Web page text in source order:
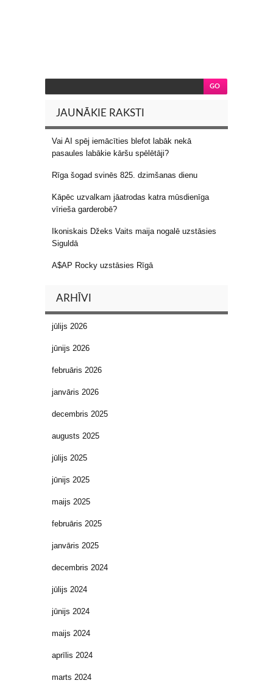
JAUNĀKIE RAKSTI
Vai AI spēj iemācīties blefot labāk nekā
pasaules labākie kāršu spēlētāji?
Rīga šogad svinēs 825. dzimšanas dienu
Kāpēc uzvalkam jāatrodas katra mūsdienīga
vīrieša garderobē?
Ikoniskais Džeks Vaits maija nogalē uzstāsies
Siguldā
A$AP Rocky uzstāsies Rīgā
ARHĪVI
jūlijs 2026
jūnijs 2026
februāris 2026
janvāris 2026
decembris 2025
augusts 2025
jūlijs 2025
jūnijs 2025
maijs 2025
februāris 2025
janvāris 2025
decembris 2024
jūlijs 2024
jūnijs 2024
maijs 2024
aprīlis 2024
marts 2024